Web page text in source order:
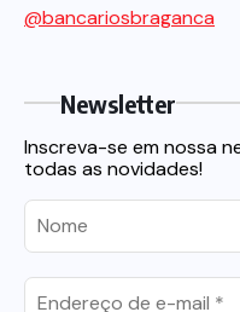
@bancariosbraganca
Newsletter
Inscreva-se em nossa
todas as novidades!